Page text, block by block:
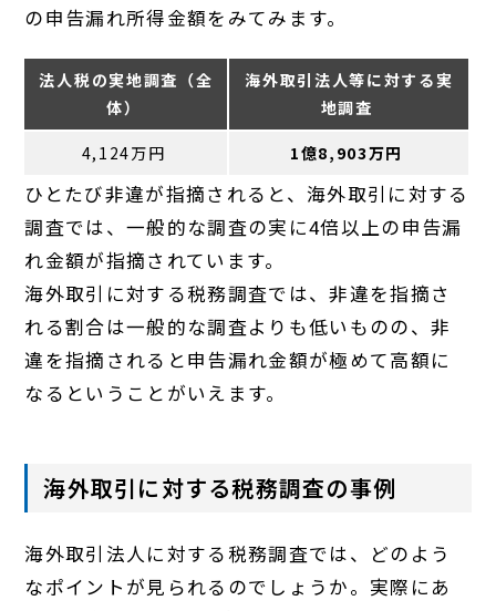
の申告漏れ所得金額をみてみます。
法人税の実地調査（全
体）
海外取引法人等に対する実
地調査
4,124万円 1億8,903万円
ひとたび非違が指摘されると、海外取引に対する
調査では、一般的な調査の実に4倍以上の申告漏
れ金額が指摘されています。
海外取引に対する税務調査では、非違を指摘さ
れる割合は一般的な調査よりも低いものの、非
違を指摘されると申告漏れ金額が極めて高額に
なるということがいえます。
海外取引に対する税務調査の事例
海外取引法人に対する税務調査では、どのよう
なポイントが見られるのでしょうか。実際にあ